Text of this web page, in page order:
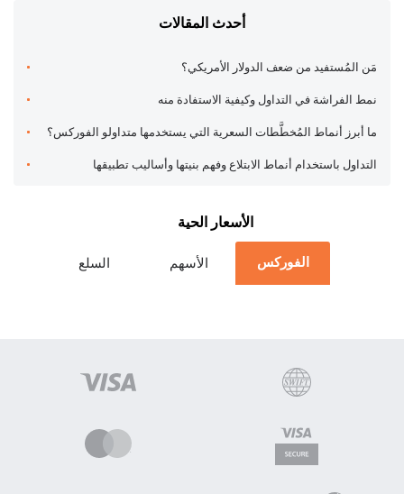
أحدث المقالات
مَن المُستفيد من ضعف الدولار الأمريكي؟
نمط الفراشة في التداول وكيفية الاستفادة منه
ما أبرز أنماط المُخطَّطات السعرية التي يستخدمها متداولو الفوركس؟
التداول باستخدام أنماط الابتلاع وفهم بنيتها وأساليب تطبيقها
الأسعار الحية
الفوركس الأسهم السلع